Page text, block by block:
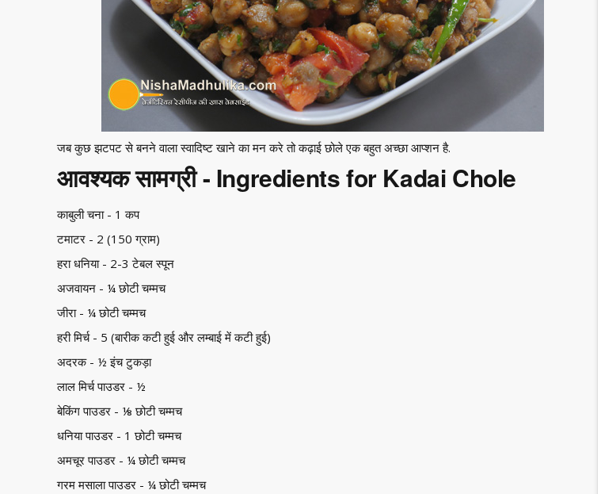
जब कुछ झटपट से बनने वाला स्वादिष्ट खाने का मन करे तो कढ़ाई छोले एक बहुत अच्छा आप्शन है.
आवश्यक सामग्री - Ingredients for Kadai Chole
काबुली चना - 1 कप
टमाटर - 2 (150 ग्राम)
हरा धनिया - 2-3 टेबल स्पून
अजवायन - ¼ छोटी चम्मच
जीरा - ¼ छोटी चम्मच
हरी मिर्च - 5 (बारीक कटी हुई और लम्बाई में कटी हुई)
अदरक - ½ इंच टुकड़ा
लाल मिर्च पाउडर - ½
बेकिंग पाउडर - ⅛ छोटी चम्मच
धनिया पाउडर - 1 छोटी चम्मच
अमचूर पाउडर - ¼ छोटी चम्मच
गरम मसाला पाउडर - ¼ छोटी चम्मच